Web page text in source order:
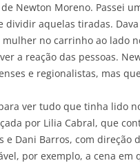
Newton Moreno. Passei
dividir aquelas tiradas.
no carrinho ao lado
a reação das pessoas.
e regionalistas, mas
ver tudo que tinha lido
por Lilia Cabral, que
e Dani Barros, com direção
por exemplo, a cena